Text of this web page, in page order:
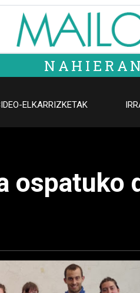
NAHIERAN
ELKARRIZKETAK
ospatuko